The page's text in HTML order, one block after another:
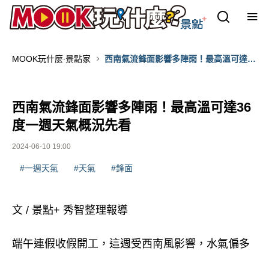
MOOK玩什麼‧景點家
西南氣流鋒面影響多陣雨！最高溫可達36
西南氣流鋒面影響多陣雨！最高溫可達36
度一週天氣概況先看
2024-06-10 19:00
#一週天氣 #天氣 #鋒面
文 / 景點+ 秀智整理報導
端午連假收假開工，這週受西南風影響，水氣偏多